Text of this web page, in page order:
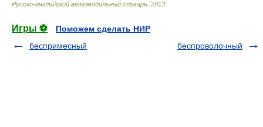
Русско-английский автомобильный словарь 2013
Игры ⚽
Поможем сделать НИР
беспримесный
беспроволочный